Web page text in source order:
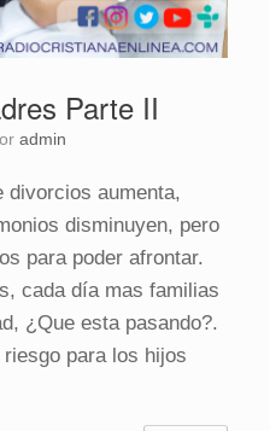
Parte II
admin
divorcios aumenta,
disminuyen, pero
para poder afrontar.
cada día mas familias
¿Que esta pasando?.
para los hijos